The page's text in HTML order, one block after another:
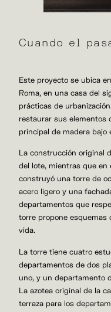
Cuando el
Este proyecto se ubica
Roma, en una casa del
prácticas de
restaurar sus elementos
principal de madera bajo
La construcción original
del lote, mientras que
construyó una torre de
acero ligero y una
departamentos que
torre propone esquemas
vida.
La torre tiene cuatro
departamentos de dos
uno, y un departamento
La azotea original de la
terraza para los